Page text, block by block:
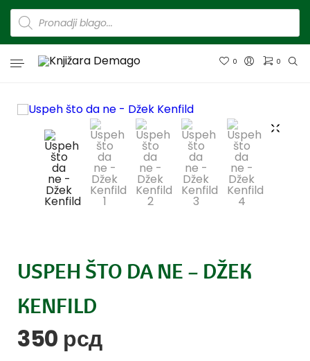
0 0
USPEH ŠTO DA NE – DŽEK
KENFILD
350 рсд